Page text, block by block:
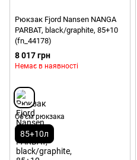
Рюкзак Fjord Nansen NANGA
PARBAT, black/graphite, 85+10
(fn_44178)
8 017 грн
Немає в наявності
Об'єм рюкзака
85+10л